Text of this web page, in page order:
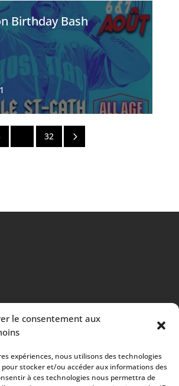
le consentement aux
expériences, nous utilisons des technologies
stocker et/ou accéder aux informations des
à ces technologies nous permettra de
Birthday Bash
32 5